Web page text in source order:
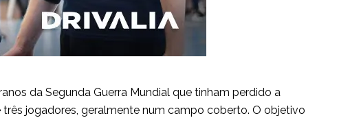
da Segunda Guerra Mundial que tinham perdido a
jogadores, geralmente num campo coberto. O objetivo